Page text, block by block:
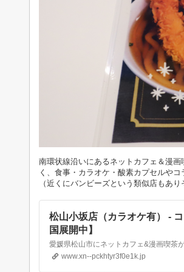
南環状線沿いにあるネットカフェ＆漫
く、食事・カラオケ・酸素カプセルや
（近くにバンビーズという類似店もあ
松山小坂店（カラオケ有） -
国展開中】
www.xn--pckhtyr3f0e1k.jp